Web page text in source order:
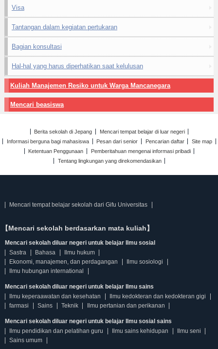
Visa
Tantangan dalam kegiatan pertukaran
Bagian konsultasi
Hal-hal yang harus diperhatikan saat kelulusan
Kuliah Manajemen Resiko untuk Warga Mancanegara
Mencari beasiswa
Berita sekolah di Jepang
Mencari tempat belajar di luar negeri
Informasi berguna bagi mahasiswa
Pesan dari senior Pencarian daftar
Site map
Ketentuan Penggunaan
Pemberitahuan mengenai informasi pribadi
Tentang lingkungan yang direkomendasikan
Mencari tempat belajar sekolah dari Gifu Universitas
【Mencari sekolah berdasarkan mata kuliah】
Mencari sekolah diluar negeri untuk belajar Ilmu sosial
Sastra
Bahasa
Ilmu hukum
Ekonomi, manajemen, dan perdagangan
Ilmu sosiologi
Ilmu hubungan international
Mencari sekolah diluar negeri untuk belajar Ilmu sains
Ilmu keperaawatan dan kesehatan
Ilmu kedokteran dan kedokteran gigi
farmasi
Sains Teknik Ilmu pertanian dan perikanan
Mencari sekolah diluar negeri untuk belajar Ilmu sosial sains
Ilmu pendidikan dan pelatihan guru
Ilmu sains kehidupan
Ilmu seni
Sains umum